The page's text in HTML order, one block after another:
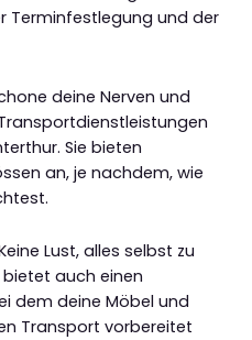
Terminfestlegung und der
deine Nerven und
Sie bieten
an, je nachdem, wie
Lust, alles selbst zu
bietet auch einen
dem deine Möbel und
Transport vorbereitet